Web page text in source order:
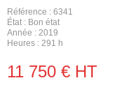
Référence
6341
État
Bon état
Année
2019
Heures
291 h
11 750 € HT